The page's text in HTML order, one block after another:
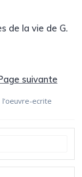
de la vie de G.
suivante
l’oeuvre-ecrite